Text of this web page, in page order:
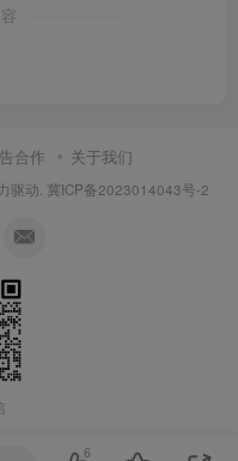
合作 关于我们
驱动. 冀ICP备2023014043号-2
6